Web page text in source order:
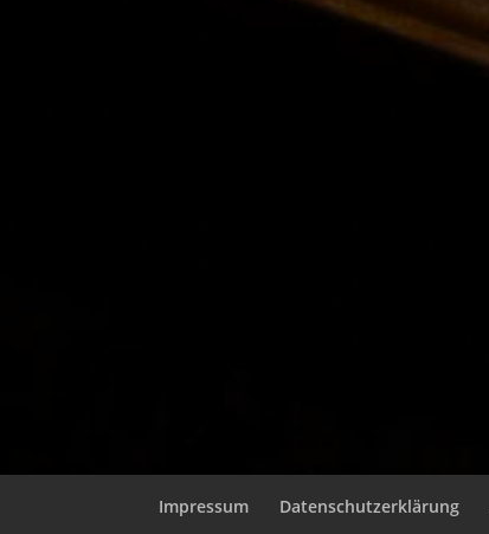
Impressum Datenschutzerklärung